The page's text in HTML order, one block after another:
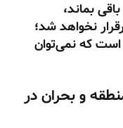
بماند،
نخواهد شد؛
که نمی‌توان
و بحران در